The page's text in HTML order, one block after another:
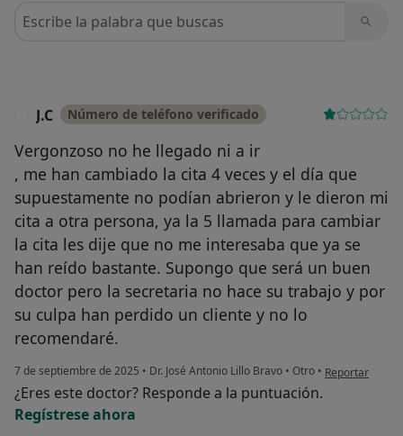
Busca en opiniones
J.C Número de teléfono verificado
Vergonzoso no he llegado ni a ir
, me han cambiado la cita 4 veces y el día que
supuestamente no podían abrieron y le dieron mi
cita a otra persona, ya la 5 llamada para cambiar
la cita les dije que no me interesaba que ya se
han reído bastante. Supongo que será un buen
doctor pero la secretaria no hace su trabajo y por
su culpa han perdido un cliente y no lo
recomendaré.
7 de septiembre de 2025 • Dr. José Antonio Lillo Bravo • Otro • en opinión del
Reportar
¿Eres este doctor? Responde a la puntuación.
Regístrese ahora